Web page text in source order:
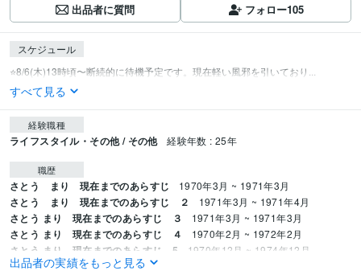
出品者に質問 フォロー105
スケジュール
⭐️8/6(木)13時頃〜断続的に待機予定です。現在軽い風邪を引いており...
すべて見る
経験職種
ライフスタイル・その他 / その他 経験年数 : 25年
職歴
さとう まり 現在までのあらすじ 1970年3月 ~ 1971年3月
さとう まり 現在までのあらすじ ２ 1971年3月 ~ 1971年4月
さとう まり 現在までのあらすじ ３ 1971年3月 ~ 1971年3月
さとう まり 現在までのあらすじ ４ 1970年2月 ~ 1972年2月
さとう まり 現在までのあらすじ 5 1970年12月 ~ 1974年12月
さとう まり 現在までのあらすじ 6
出品者の実績をもっと見る